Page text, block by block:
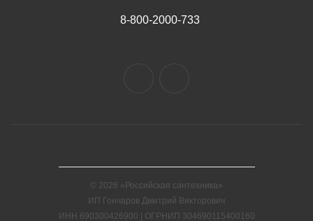
8-800-2000-733
© 2026 «Российская сантехника»
ИП Гончаров Дмитрий Викторович
ИНН 690300426900 | ОГРНИП 304690115400160